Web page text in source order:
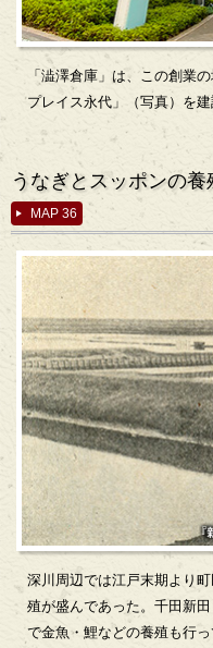
「澁澤倉庫」は、この創業
プレイス永代」（写真）を
うなぎとスッポンの
MAP 36
深川周辺では江戸末期より
殖が盛んであった。千田新
で金魚・鯉などの養殖も行